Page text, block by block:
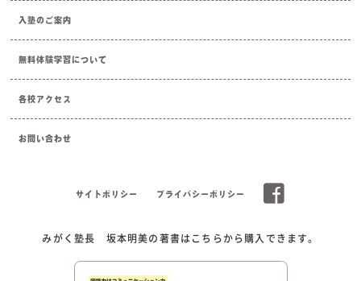
入塾のご案内
無料体験学習について
各校アクセス
お問い合わせ
サイトポリシー プライバシーポリシー
みがく塾長 坂本明美の著書はこちらから購入できます。